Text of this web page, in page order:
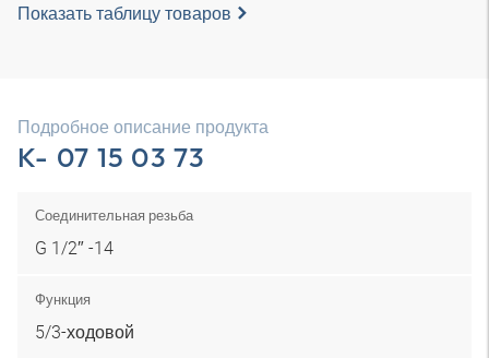
Показать таблицу товаров
Подробное описание продукта
K- 07 15 03 73
Соединительная резьба
G 1/2″ -14
Функция
5/3-ходовой